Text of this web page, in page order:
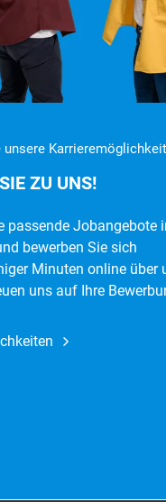
unsere
ZU UNS!
passende Jobangebote
bewerben Sie sich
Minuten online über
uns auf Ihre